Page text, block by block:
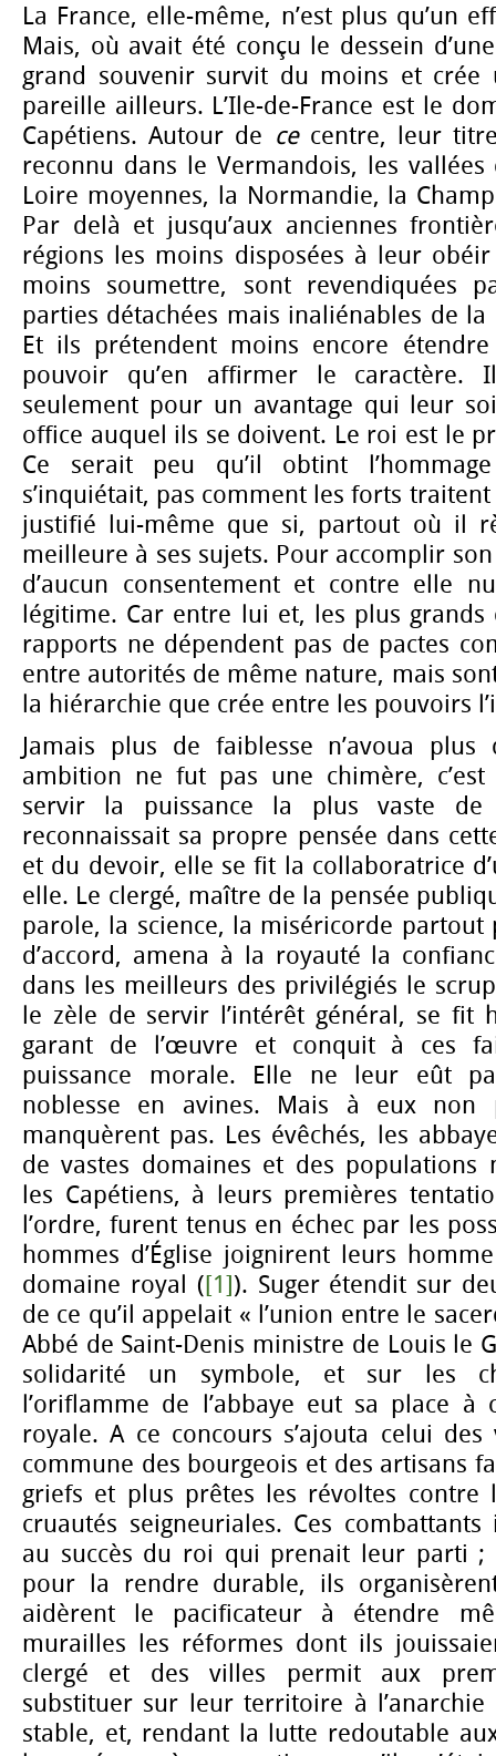
La France, elle-même, n’est plus qu’un
Mais, où avait été conçu le dessein
grand souvenir survit du moins et crée
pareille ailleurs. L’Ile-de-France est le
Capétiens. Autour de ce centre, leur
reconnu dans le Vermandois, les
Loire moyennes, la Normandie, la
Par delà et jusqu’aux anciennes
régions les moins disposées à leur
moins soumettre, sont revendiquées
parties détachées mais inaliénables de la
Et ils prétendent moins encore
pouvoir qu’en affirmer le caractère.
seulement pour un avantage qui leur
office auquel ils se doivent. Le roi est le
Ce serait peu qu’il obtint
s’inquiétait, pas comment les forts traitent
justifié lui-même que si, partout où il
meilleure à ses sujets. Pour accomplir
d’aucun consentement et contre elle
légitime. Car entre lui et, les plus
rapports ne dépendent pas de pactes
entre autorités de même nature, mais
la hiérarchie que crée entre les pouvoirs
Jamais plus de faiblesse n’avoua plus
ambition ne fut pas une chimère,
servir la puissance la plus vaste de
reconnaissait sa propre pensée dans
et du devoir, elle se fit la collaboratrice
elle. Le clergé, maître de la pensée
parole, la science, la miséricorde partout
d’accord, amena à la royauté la
dans les meilleurs des privilégiés le
le zèle de servir l’intérêt général, se fit
garant de l’œuvre et conquit à ces
puissance morale. Elle ne leur eût
noblesse en avines. Mais à eux non
manquèrent pas. Les évêchés, les
de vastes domaines et des populations
les Capétiens, à leurs premières
l’ordre, furent tenus en échec par les
hommes d’Église joignirent leurs
domaine royal ([1]). Suger étendit sur
de ce qu’il appelait « l’union entre le
Abbé de Saint-Denis ministre de Louis le
solidarité un symbole, et sur les
l’oriflamme de l’abbaye eut sa place
royale. A ce concours s’ajouta celui des
commune des bourgeois et des artisans
griefs et plus prêtes les révoltes contre
cruautés seigneuriales. Ces
au succès du roi qui prenait leur parti ;
pour la rendre durable, ils
aidèrent le pacificateur à étendre
murailles les réformes dont ils
clergé et des villes permit aux
substituer sur leur territoire à
stable, et, rendant la lutte redoutable